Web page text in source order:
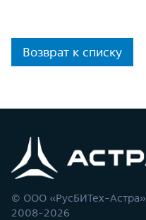
Возврат к списку
© ООО «РусБИТех-Астра»
2008-2026